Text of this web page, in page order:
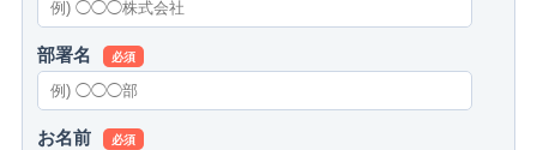
部署名 必須
お名前 必須